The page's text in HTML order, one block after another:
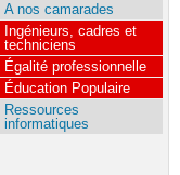
A nos camarades
Ingénieurs, cadres et
techniciens
Égalité professionnelle
Éducation Populaire
Ressources
informatiques